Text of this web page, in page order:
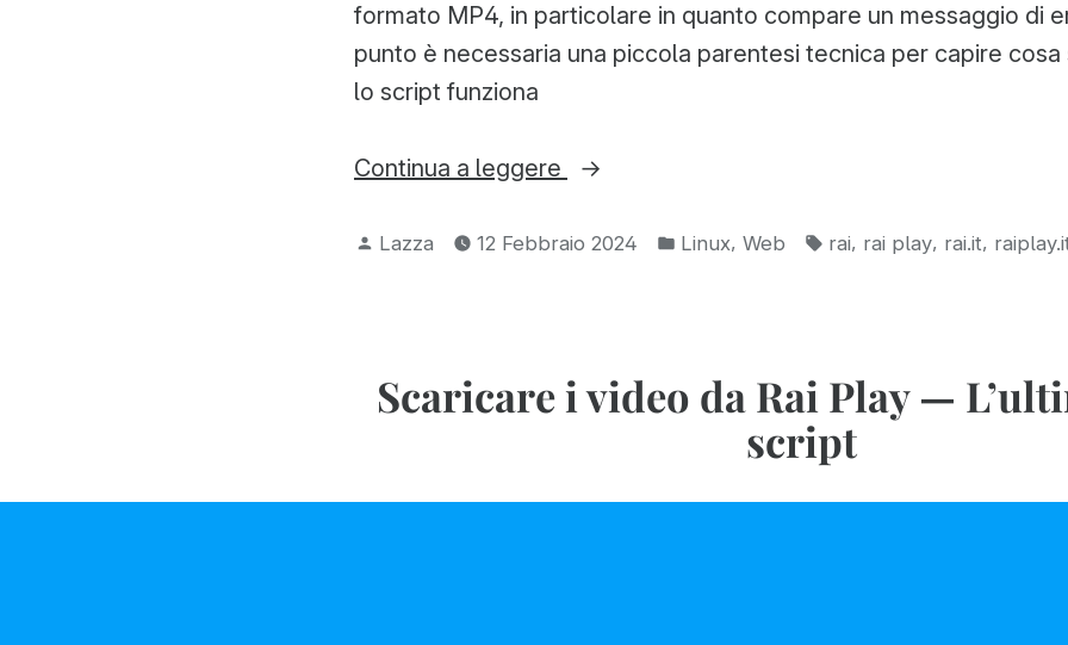
formato MP4, in particolare in quanto compare un messaggio di
punto è necessaria una piccola parentesi tecnica per capire
lo script funziona
Continua a leggere
“Registrare
video
usando
Pubblicato
Lazza 12 Febbraio 2024
Pubblicato
Linux, Web Tag:
rai, rai play, rai.it,
Scaricare i video da Rai Play —
script